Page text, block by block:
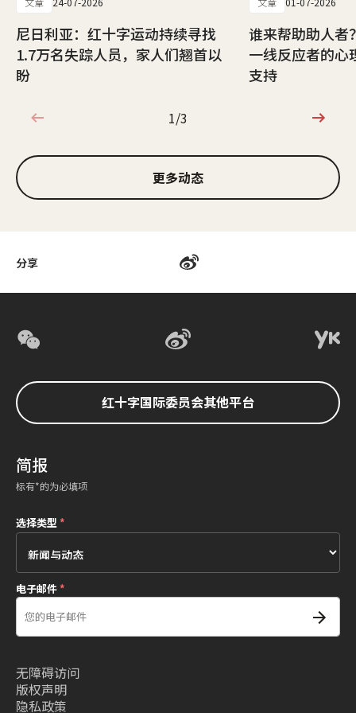
分享
尼日利亚：红十字运动持续寻找
1.7万名失踪人员，家人们翘首以
盼
谁来帮助助人者
一线反应者的心
支持
1/3
1/3
更多动态
红十字国际委员会其他平台
简报
标有*的为必填项
选择类型*
电子邮件*
无障碍访问
版权声明
隐私政策